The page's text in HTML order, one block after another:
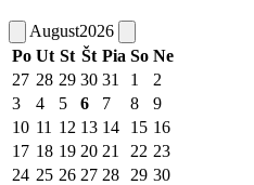
August2026
Po Ut St Št Pia So Ne
27 28 29 30 31 1
2
3
4 5 6 7 8
9
10 11 12 13 14 15 16
17 18 19 20 21 22 23
24 25 26 27 28 29 30